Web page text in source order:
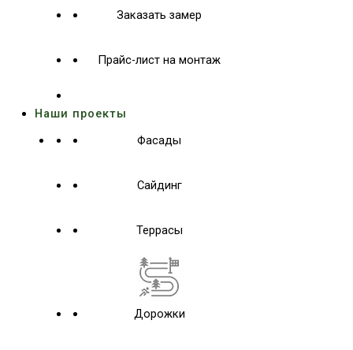
Заказать замер
Прайс-лист на монтаж
Наши проекты
Фасады
Сайдинг
Террасы
Дорожки